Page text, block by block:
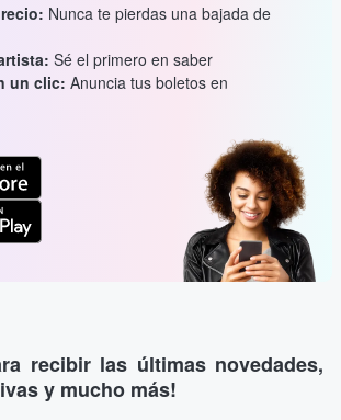
Nunca te pierdas una bajada de
Sé el primero en saber
un clic: Anuncia tus boletos en
recibir las últimas novedades,
y mucho más!